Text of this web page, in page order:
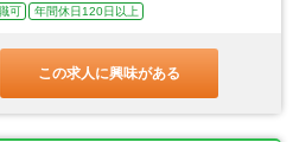
可 年間休日120日以上
この求人に興味がある